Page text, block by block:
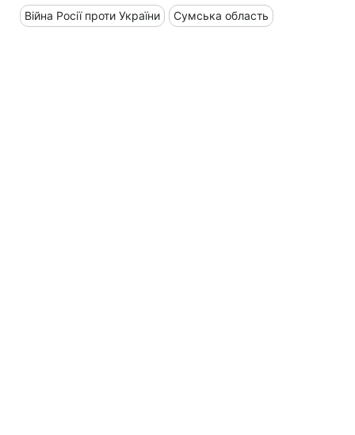
Війна Росії проти України Сумська область